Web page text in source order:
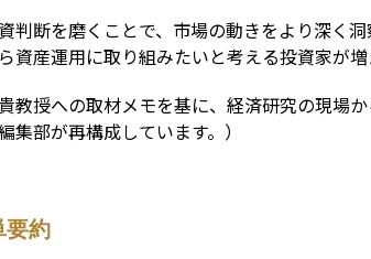
判断を磨くことで、市場の動きをより深く
産運用に取り組みたいと考える投資家が増
教授への取材メモを基に、経済研究の現場
部が再構成しています。）
要約